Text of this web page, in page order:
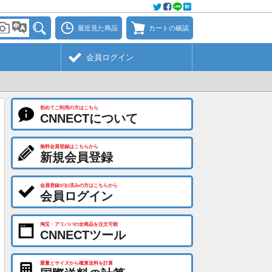
最近見た商品 カートの確認
会員ログイン
初めてご利用の方はこちら
CNNECTについて
無料会員登録はこちらから
新規会員登録
会員登録がお済みの方はこちらから
会員ログイン
淘宝・アリババの全商品を注文可能
CNNECTツール
重量とサイズから概算送料を計算